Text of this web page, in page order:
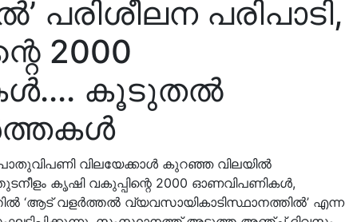
പരിശീലന പരിപാടി,
2000
കൂടുതൽ
വിലയേക്കാള്‍ കുറഞ്ഞ വിലയിൽ
കൃഷി വകുപ്പിന്റെ 2000 ഓണവിപണികൾ,
‘ആട് വളര്‍ത്തല്‍ വ്യവസായികാടിസ്ഥാനത്തില്‍’ എന്ന